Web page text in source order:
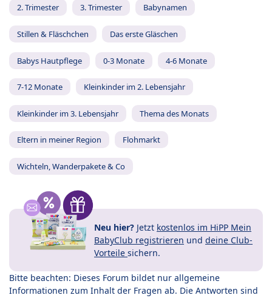
2. Trimester 3. Trimester Babynamen
Stillen & Fläschchen Das erste Gläschen
Babys Hautpflege 0-3 Monate 4-6 Monate
7-12 Monate Kleinkinder im 2. Lebensjahr
Kleinkinder im 3. Lebensjahr Thema des Monats
Eltern in meiner Region Flohmarkt
Wichteln, Wanderpakete & Co
Neu hier? Jetzt kostenlos im HiPP Mein
BabyClub registrieren und deine Club-
Vorteile sichern.
Bitte beachten: Dieses Forum bildet nur allgemeine
Informationen zum Inhalt der Fragen ab. Die Antworten sind